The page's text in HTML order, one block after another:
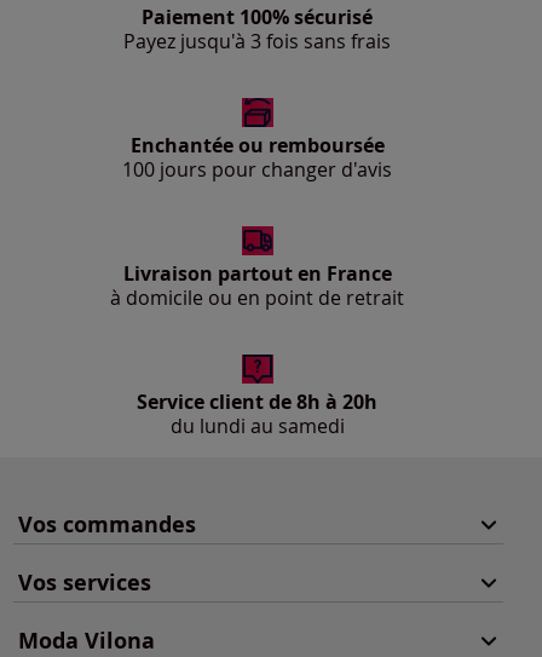
Paiement 100% sécurisé
Payez jusqu'à 3 fois sans frais
Enchantée ou remboursée
100 jours pour changer d'avis
Livraison partout en France
à domicile ou en point de retrait
Service client de 8h à 20h
du lundi au samedi
Vos commandes
Vos services
Moda Vilona